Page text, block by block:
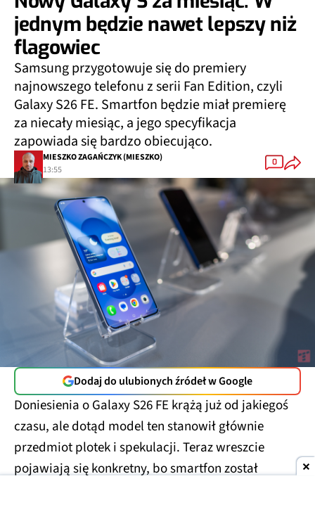
jednym będzie nawet lepszy niż
flagowiec
Samsung przygotowuje się do premiery
najnowszego telefonu z serii Fan Edition, czyli
Galaxy S26 FE. Smartfon będzie miał premierę
za niecały miesiąc, a jego specyfikacja
zapowiada się bardzo obiecująco.
MIESZKO ZAGAŃCZYK (MIESZKO)
13:55
0
Dodaj do ulubionych źródeł w Google
Doniesienia o Galaxy S26 FE krążą już od jakiegoś
czasu, ale dotąd model ten stanowił głównie
przedmiot plotek i spekulacji. Teraz wreszcie
pojawiają się konkretny, bo smartfon został